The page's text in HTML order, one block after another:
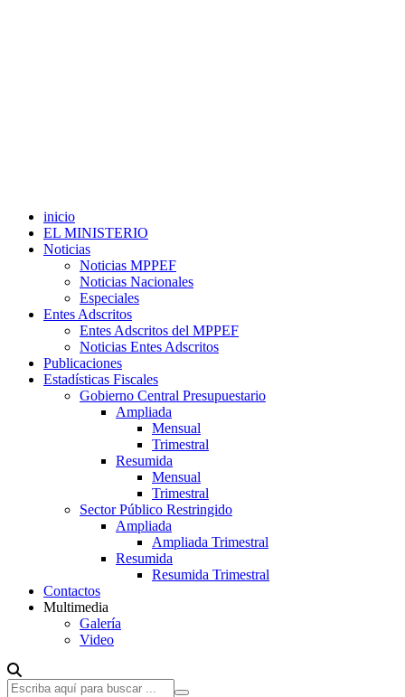
inicio
EL MINISTERIO
Noticias
Noticias MPPEF
Noticias Nacionales
Especiales
Entes Adscritos
Entes Adscritos del MPPEF
Noticias Entes Adscritos
Publicaciones
Estadísticas Fiscales
Gobierno Central Presupuestario
Ampliada
Mensual
Trimestral
Resumida
Mensual
Trimestral
Sector Público Restringido
Ampliada
Ampliada Trimestral
Resumida
Resumida Trimestral
Contactos
Multimedia
Galería
Video